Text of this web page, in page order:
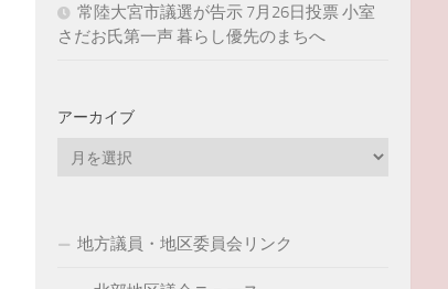
常陸大宮市議選が告示 7月26日投票 小室
さだお氏第一声 暮らし優先のまちへ
アーカイブ
地方議員・地区委員会リンク